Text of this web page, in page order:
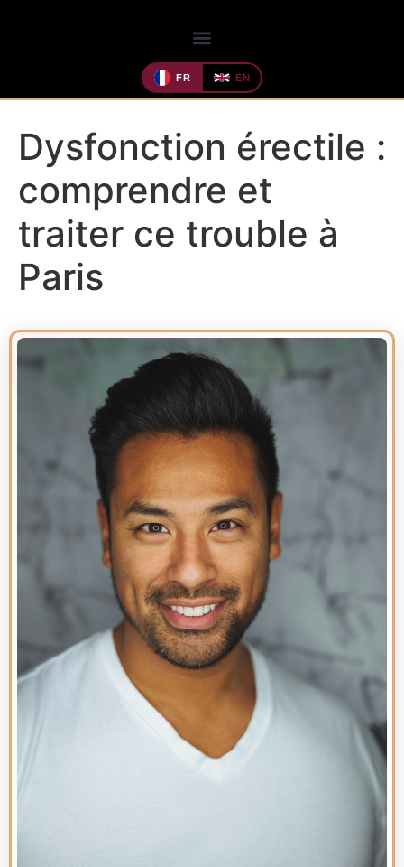
FR EN
Dysfonction érectile :
comprendre et
traiter ce trouble à
Paris